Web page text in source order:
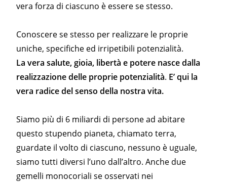
vera forza di ciascuno è essere se stesso.
Conoscere se stesso per realizzare le proprie
uniche, specifiche ed irripetibili potenzialità.
La vera salute, gioia, libertà e potere nasce dalla
realizzazione delle proprie potenzialità. E’ qui la
vera radice del senso della nostra vita.
Siamo più di 6 miliardi di persone ad abitare
questo stupendo pianeta, chiamato terra,
guardate il volto di ciascuno, nessuno è uguale,
siamo tutti diversi l’uno dall’altro. Anche due
gemelli monocoriali se osservati nei